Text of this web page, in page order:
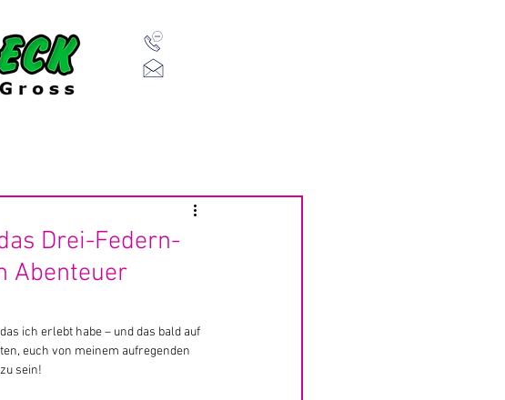
Drei-Federn-
Abenteuer
ich erlebt habe – und das bald auf
euch von meinem aufregenden
sein!